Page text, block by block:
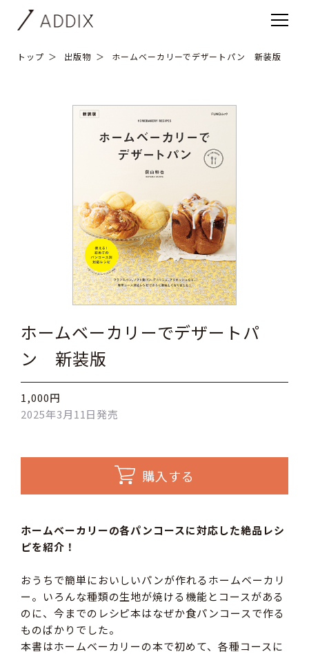
トップ 出版物 ホームベーカリーでデザートパン 新装版
ホームベーカリーでデザートパ
ン 新装版
1,000円
2025年3月11日発売
購入する
ホームベーカリーの各パンコースに対応した絶品レシ
ピを紹介！
おうちで簡単においしいパンが作れるホームベーカリ
ー。いろんな種類の生地が焼ける機能とコースがある
のに、今までのレシピ本はなぜか食パンコースで作る
ものばかりでした。
本書はホームベーカリーの本で初めて、各種コースに